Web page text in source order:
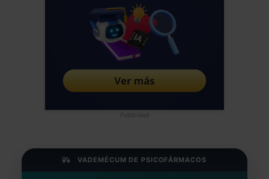
Publicidad
VADEMÉCUM DE PSICOFÁRMACOS